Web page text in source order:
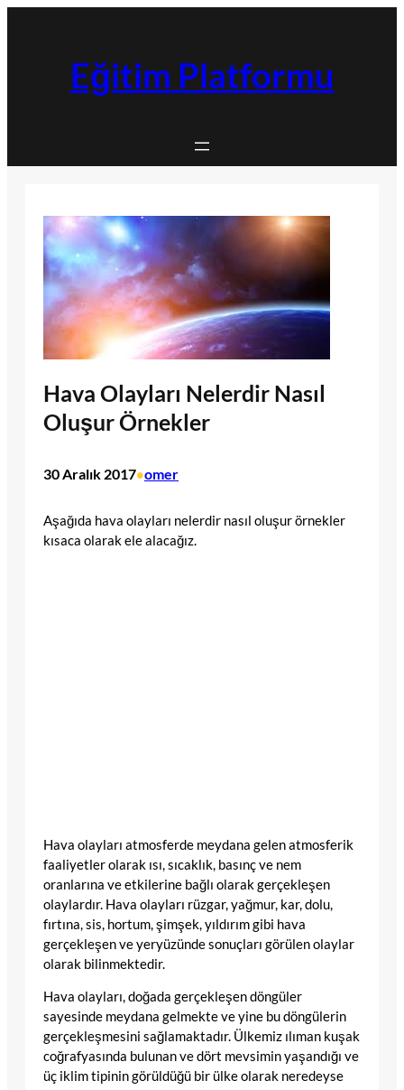
Eğitim Platformu
Hava Olayları Nelerdir Nasıl
Oluşur Örnekler
30 Aralık 2017•omer
Aşağıda hava olayları nelerdir nasıl oluşur örnekler
kısaca olarak ele alacağız.
Hava olayları atmosferde meydana gelen atmosferik
faaliyetler olarak ısı, sıcaklık, basınç ve nem
oranlarına ve etkilerine bağlı olarak gerçekleşen
olaylardır. Hava olayları rüzgar, yağmur, kar, dolu,
fırtına, sis, hortum, şimşek, yıldırım gibi hava
gerçekleşen ve yeryüzünde sonuçları görülen olaylar
olarak bilinmektedir.
Hava olayları, doğada gerçekleşen döngüler
sayesinde meydana gelmekte ve yine bu döngülerin
gerçekleşmesini sağlamaktadır. Ülkemiz ılıman kuşak
coğrafyasında bulunan ve dört mevsimin yaşandığı ve
üç iklim tipinin görüldüğü bir ülke olarak neredeyse